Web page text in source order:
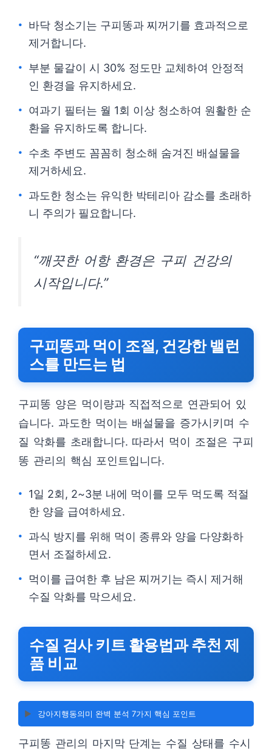
바닥 청소기는 구피똥과 찌꺼기를 효과적으로
제거합니다.
부분 물갈이 시 30% 정도만 교체하여 안정적
인 환경을 유지하세요.
여과기 필터는 월 1회 이상 청소하여 원활한 순
환을 유지하도록 합니다.
수초 주변도 꼼꼼히 청소해 숨겨진 배설물을
제거하세요.
과도한 청소는 유익한 박테리아 감소를 초래하
니 주의가 필요합니다.
“깨끗한 어항 환경은 구피 건강의
시작입니다.”
구피똥과 먹이 조절, 건강한 밸런
스를 만드는 법
구피똥 양은 먹이량과 직접적으로 연관되어 있
습니다. 과도한 먹이는 배설물을 증가시키며 수
질 악화를 초래합니다. 따라서 먹이 조절은 구피
똥 관리의 핵심 포인트입니다.
1일 2회, 2~3분 내에 먹이를 모두 먹도록 적절
한 양을 급여하세요.
과식 방지를 위해 먹이 종류와 양을 다양화하
면서 조절하세요.
먹이를 급여한 후 남은 찌꺼기는 즉시 제거해
수질 악화를 막으세요.
수질 검사 키트 활용법과 추천 제
품 비교
▶️ 강아지행동의미 완벽 분석 7가지 핵심 포인트
구피똥 관리의 마지막 단계는 수질 상태를 수시